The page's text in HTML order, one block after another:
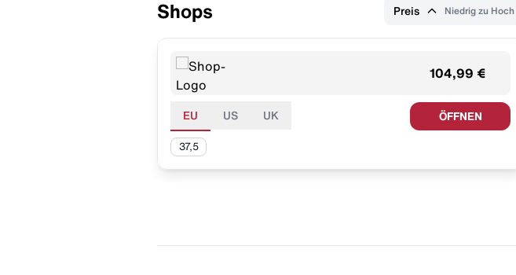
Shops Preis Niedrig zu Hoch
104,99 €
EU US UK ÖFFNEN
37,5